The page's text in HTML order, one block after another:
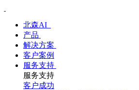
北森AI
产品
解决方案
客户案例
服务支持
服务支持
客户成功